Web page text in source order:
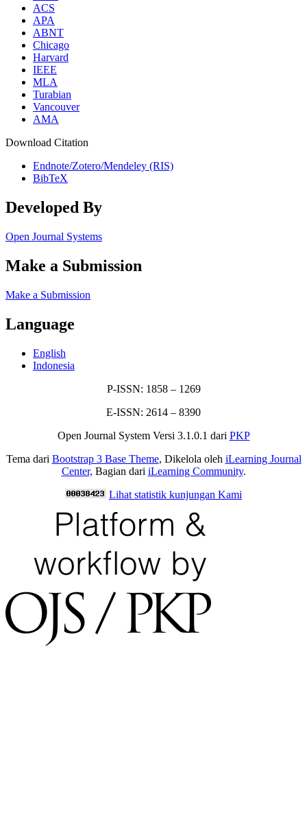
ACS
APA
ABNT
Chicago
Harvard
IEEE
MLA
Turabian
Vancouver
AMA
Download Citation
Endnote/Zotero/Mendeley (RIS)
BibTeX
Developed By
Open Journal Systems
Make a Submission
Make a Submission
Language
English
Indonesia
P-ISSN: 1858 – 1269
E-ISSN: 2614 – 8390
Open Journal System Versi 3.1.0.1 dari PKP
Tema dari Bootstrap 3 Base Theme, Dikelola oleh iLearning Journal
Center, Bagian dari iLearning Community.
Lihat statistik kunjungan Kami